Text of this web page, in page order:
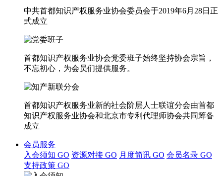
中共首都知识产权服务业协会委员会于2019年6月28日正
式成立
首都知识产权服务业协会党委班子始终坚持协会宗旨，
不忘初心，为会员们提供服务。
首都知识产权服务业新的社会阶层人士联谊分会由首都
知识产权服务业协会和北京市专利代理师协会共同筹备
成立
会员服务
入会须知 GO 资源对接 GO 月度简讯 GO 会员名录 GO
支持政策 GO